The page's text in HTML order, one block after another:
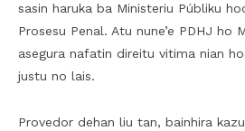
sasin haruka ba Ministeriu Públiku
Prosesu Penal. Atu nune’e PDHJ ho
asegura nafatin direitu vitima nian
justu no lais.
Provedor dehan liu tan, bainhira